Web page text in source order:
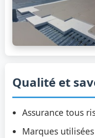
Qualité et
Assurance tous
Marques